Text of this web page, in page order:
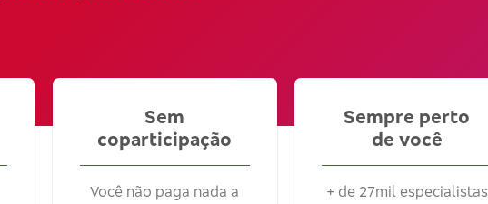
Sem
coparticipação
Você não paga nada a
Sempre perto
de você
+ de 27mil especialistas